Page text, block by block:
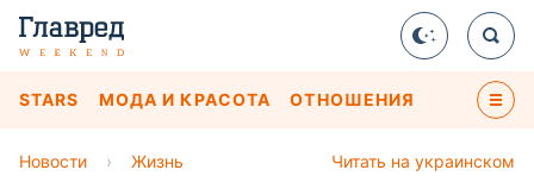
STARS МОДА И КРАСОТА ОТНОШЕНИЯ
Читать на украинском
Новости › Жизнь